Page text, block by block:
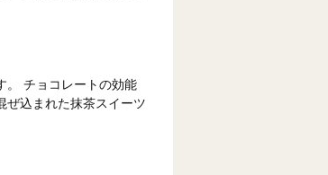
。 チョコレートの効能
ぜ込まれた抹茶スイーツ